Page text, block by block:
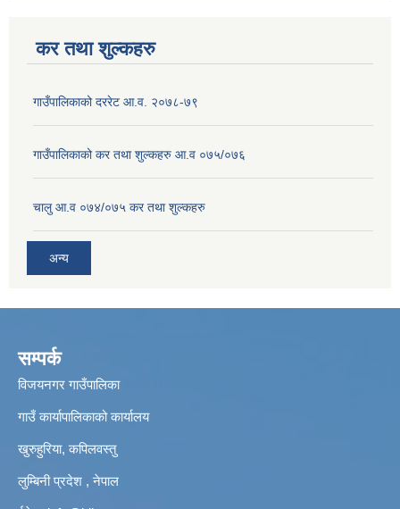
कर तथा शुल्कहरु
गाउँपालिकाको दररेट आ.व. २०७८-७९
गाउँपालिकाको कर तथा शुल्कहरु आ.व ०७५/०७६
चालु आ.व ०७४/०७५ कर तथा शुल्कहरु
अन्य
सम्पर्क
विजयनगर गाउँपालिका
गाउँ कार्यापालिकाको कार्यालय
खुरुहुरिया, कपिलवस्तु
लुम्बिनी प्रदेश , नेपाल